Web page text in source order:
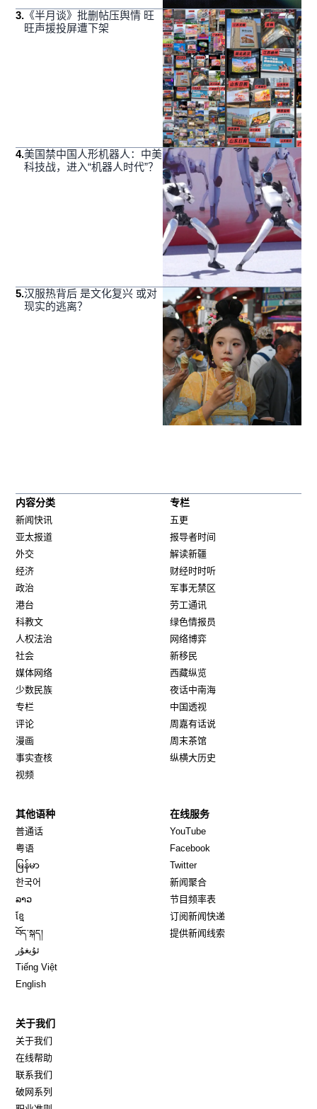
3. 《半月谈》批删帖压舆情 旺
旺声援投屏遭下架
4.美国禁中国人形机器人：中美
科技战，进入“机器人时代”？
5.汉服热背后 是文化复兴 或对
现实的逃离？
内容分类
新闻快讯
亚太报道
外交
经济
政治
港台
科教文
人权法治
社会
媒体网络
少数民族
专栏
评论
漫画
事实查核
视频
专栏
五更
报导者时间
解读新疆
财经时时听
军事无禁区
劳工通讯
绿色情报员
网络博弈
新移民
西藏纵览
夜话中南海
中国透视
周嘉有话说
周末茶馆
纵横大历史
其他语种
普通话
粤语
မြန်မာ
한국어
ລາວ
ខ្មែ
བོད་སྐད།
ئۇيغۇر
Tiếng Việt
English
在线服务
YouTube
Facebook
TwitterOpens in new window
新闻聚合
节目频率表
订阅新闻快递
提供新闻线索
关于我们
关于我们
在线帮助
联系我们
破网系列